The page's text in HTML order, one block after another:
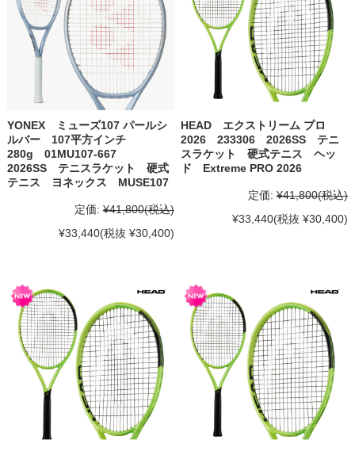
YONEX ミューズ107 パールシ
ルバー 107平方インチ
280g 01MU107-667
2026SS テニスラケット 硬式
テニス ヨネックス MUSE107
定価: ¥41,800(税込)
¥33,440(税抜 ¥30,400)
HEAD エクストリーム プロ
2026 233306 2026SS テニ
スラケット 硬式テニス ヘッ
ド Extreme PRO 2026
定価: ¥41,800(税込)
¥33,440(税抜 ¥30,400)